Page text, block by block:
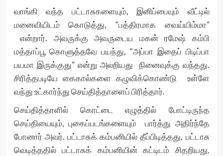
வாங்கி வந்த பட்டாசுகளையும், இனிப்பையும் வீட்டில்
மனைவியிடம் கொடுத்து, “பத்திரமாக வைய்யிம்மா”
என்றார். அவருக்கு அவருடைய மகன் ரமேஷ் கம்பி
மத்தாப்பூ கொளுத்தவே பயந்து, “அப்பா இதைப் பிடிப்பா
பயமா இருக்குது” என்று அலறியது நினைவுக்கு வந்தது.
சிரித்தபடியே கைகால்களை கழுவிக்கொண்டு உள்ளே
வந்து உட்கார்ந்து செய்தித்தாளைப் பிரித்தார்.
செய்தித்தாளில் கொட்டை எழுத்தில் போட்டிருந்த
செய்தியையும், புகைப்படங்களையும் பார்த்து அதிர்ந்தே
போனார் அவர். பட்டாசுக் கம்பனியில் தீப்பிடித்தது, பட்டாசு
வெடித்ததில் பட்டாசுக் கம்பனியின் கட்டிடம் சிதறியது.